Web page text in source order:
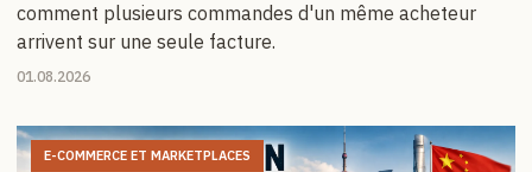
comment plusieurs commandes d'un même acheteur
arrivent sur une seule facture.
01.08.2026
E-COMMERCE ET MARKETPLACES